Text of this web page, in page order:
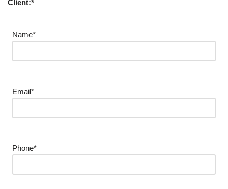
Client:*
Name*
Email*
Phone*